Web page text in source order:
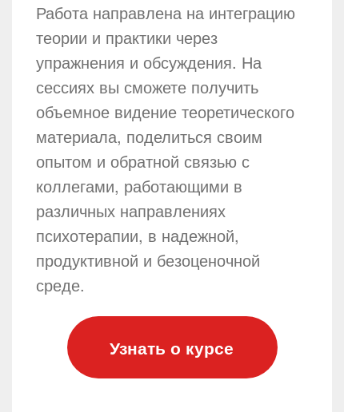
Работа направлена на интеграцию
теории и практики через
упражнения и обсуждения. На
сессиях вы сможете получить
объемное видение теоретического
материала, поделиться своим
опытом и обратной связью с
коллегами, работающими в
различных направлениях
психотерапии, в надежной,
продуктивной и безоценочной
среде.
Узнать о курсе